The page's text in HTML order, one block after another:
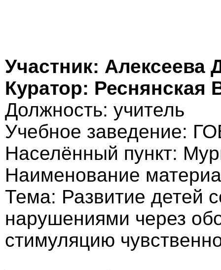
Участник: Алексеева
Куратор: Реснянская
Должность: учитель
Учебное заведение:
Населённый пункт:
Наименование
Тема: Развитие детей
нарушениями через
стимуляцию